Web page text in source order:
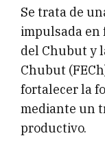
Se trata de
impulsada en
del Chubut y
Chubut
fortalecer la
mediante un
productivo.